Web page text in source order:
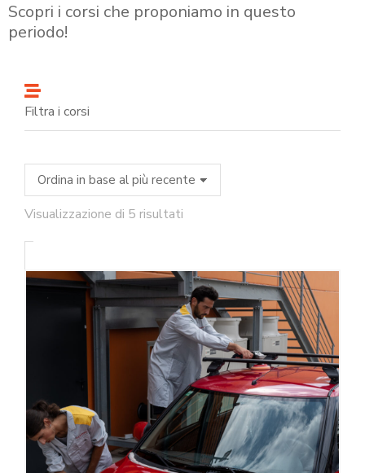
Scopri i corsi che proponiamo in questo
periodo!
Filtra i corsi
Visualizzazione di 5 risultati